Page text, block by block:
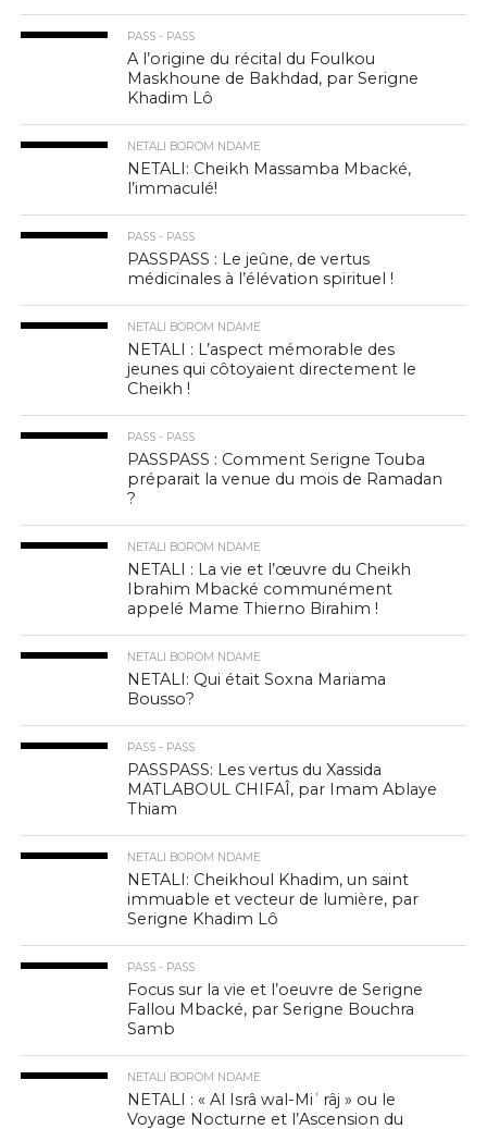
PASS - PASS
A l’origine du récital du Foulkou
Maskhoune de Bakhdad, par Serigne
Khadim Lô
NETALI BOROM NDAME
NETALI: Cheikh Massamba Mbacké,
l’immaculé!
PASS - PASS
PASSPASS : Le jeûne, de vertus
médicinales à l’élévation spirituel !
NETALI BOROM NDAME
NETALI : L’aspect mémorable des
jeunes qui côtoyaient directement le
Cheikh !
PASS - PASS
PASSPASS : Comment Serigne Touba
préparait la venue du mois de Ramadan
?
NETALI BOROM NDAME
NETALI : La vie et l’œuvre du Cheikh
Ibrahim Mbacké communément
appelé Mame Thierno Birahim !
NETALI BOROM NDAME
NETALI: Qui était Soxna Mariama
Bousso?
PASS - PASS
PASSPASS: Les vertus du Xassida
MATLABOUL CHIFAÎ, par Imam Ablaye
Thiam
NETALI BOROM NDAME
NETALI: Cheikhoul Khadim, un saint
immuable et vecteur de lumière, par
Serigne Khadim Lô
PASS - PASS
Focus sur la vie et l’oeuvre de Serigne
Fallou Mbacké, par Serigne Bouchra
Samb
NETALI BOROM NDAME
NETALI : « Al Isrâ wal-Miʿrâj » ou le
Voyage Nocturne et l’Ascension du